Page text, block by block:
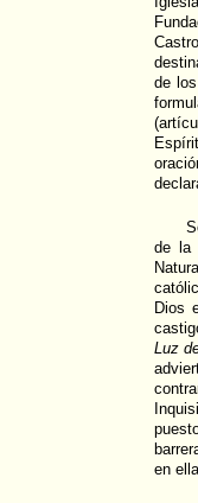
de
de la
Dios
Luz
en